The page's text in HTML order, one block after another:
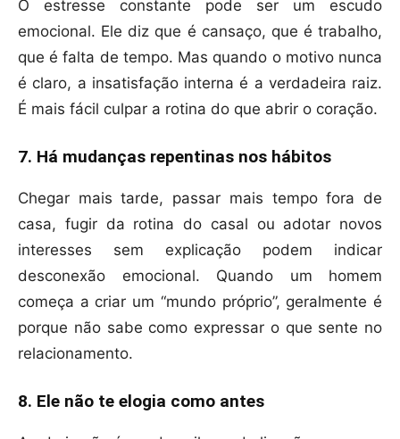
O estresse constante pode ser um escudo
emocional. Ele diz que é cansaço, que é trabalho,
que é falta de tempo. Mas quando o motivo nunca
é claro, a insatisfação interna é a verdadeira raiz.
É mais fácil culpar a rotina do que abrir o coração.
7. Há mudanças repentinas nos hábitos
Chegar mais tarde, passar mais tempo fora de
casa, fugir da rotina do casal ou adotar novos
interesses sem explicação podem indicar
desconexão emocional. Quando um homem
começa a criar um “mundo próprio”, geralmente é
porque não sabe como expressar o que sente no
relacionamento.
8. Ele não te elogia como antes